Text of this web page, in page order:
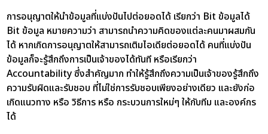
การอนุญาตให้นำข้อมูลที่แบ่งปันไปต่อยอดได้ เรียกว่า Bit ข้อมูลได้
Bit ข้อมูล หมายความว่า สามารถนำความคิดของแต่ละคนมาผสมกัน
ได้ หากเกิดการอนุญาตให้สามารถเติมไอเดียต่อยอดได้ คนที่แบ่งปัน
ข้อมูลก็จะรู้สึกถึงการเป็นเจ้าของได้ทันที หรือเรียกว่า
Accountability ซึ่งสำคัญมาก ทำให้รู้สึกถึงความเป็นเจ้าของรู้สึกถึง
ความรับผิดและรับชอบ ที่ไม่ใช่การรับชอบเพียงอย่างเดียว และยังก่อ
เกิดแนวทาง หรือ วิธีการ หรือ กระบวนการใหม่ๆ ให้กับทีม และองค์กร
ได้